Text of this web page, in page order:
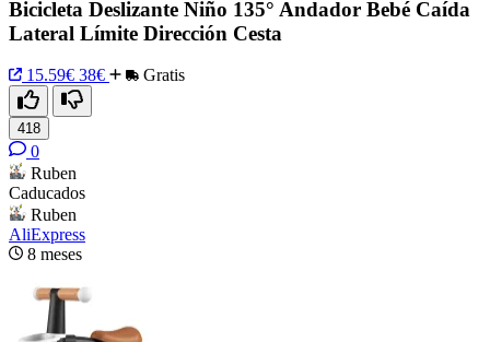
Bicicleta Deslizante Niño 135° Andador Bebé Caída
Lateral Límite Dirección Cesta
15.59€ 38€ Gratis
418
0
Ruben
Caducados
Ruben
AliExpress
8 meses